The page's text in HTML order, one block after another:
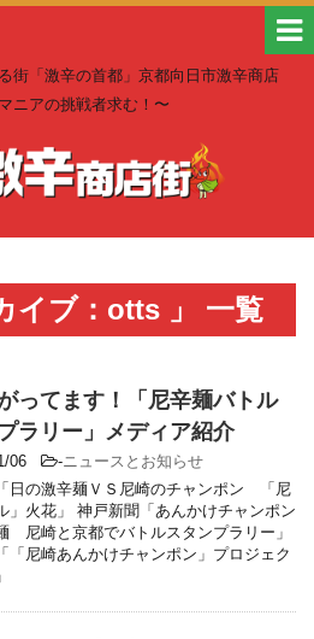
街「激辛の首都」京都向日市激辛商店
ニアの挑戦者求む！〜
イブ：otts 」 一覧
ってます！「尼辛麺バトル
ラリー」メディア紹介
06 -ニュースとお知らせ
日の激辛麺ＶＳ尼崎のチャンポン 「尼
」火花」 神戸新聞「あんかけチャンポン
尼崎と京都でバトルスタンプラリー」
「尼崎あんかけチャンポン」プロジェク